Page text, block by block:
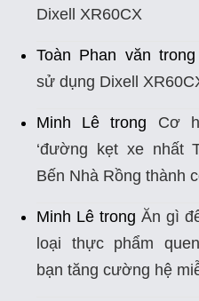
Dixell XR60CX
Toàn Phan văn trong
sử dụng Dixell
Minh Lê trong Cơ
‘đường kẹt xe nhất
Bến Nhà Rồng thành
Minh Lê trong Ăn gì
loại thực phẩm
bạn tăng cường hệ